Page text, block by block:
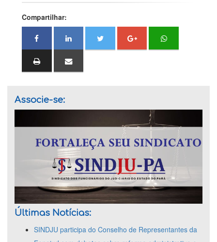
Compartilhar:
Associe-se:
Últimas Notícias:
SINDJU participa do Conselho de Representantes da